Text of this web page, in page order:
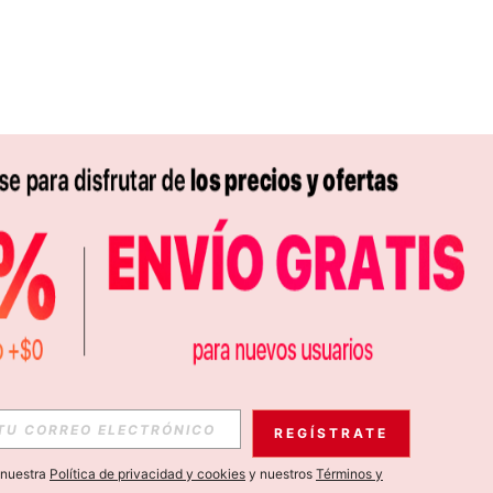
REGÍSTRATE
Política de privacidad y cookies y nuestros Términos y